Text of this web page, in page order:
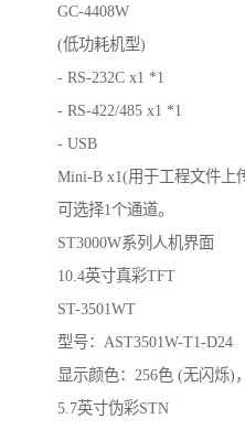
GC-4408W
(低功耗机型)
- RS-232C x1 *1
- RS-422/485 x1 *1
- USB
Mini-B x1(用于工程文件上
可选择1个通道。
ST3000W系列人机界面
10.4英寸真彩TFT
ST-3501WT
型号：AST3501W-T1-D24
显示颜色：256色 (无闪烁)
5.7英寸伪彩STN